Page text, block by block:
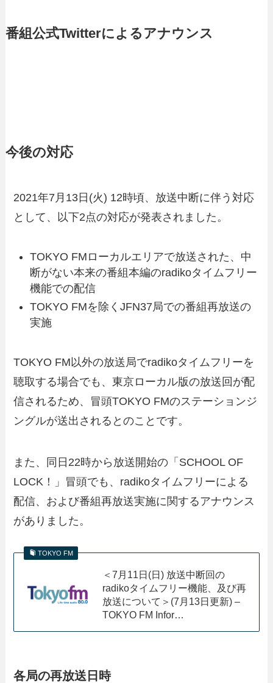
番組公式Twitterによるアナウンス
今後の対応
2021年7月13日(火) 12時頃、放送中断に伴う対応
として、以下2点の対応が発表されました。
TOKYO FMローカルエリアで放送された、中
断がない本来の番組本編のradikoタイムフリー
機能での配信
TOKYO FMを除くJFN37局での番組再放送の
実施
TOKYO FM以外の放送局でradikoタイムフリーを
聴取する場合でも、東京ローカル版の放送回が配
信されるため、冒頭TOKYO FMのステーションジ
ングルが送出されるとのことです。
また、同日22時から放送開始の「SCHOOL OF
LOCK！」冒頭でも、radikoタイムフリーによる
配信、および番組再放送実施に関するアナウンス
がありました。
TOKYO FM
＜7月11日(日) 放送中断回の
radikoタイムフリー機能、及び再
放送について＞(7月13日更新) –
TOKYO FM Infor…
各局の再放送日時